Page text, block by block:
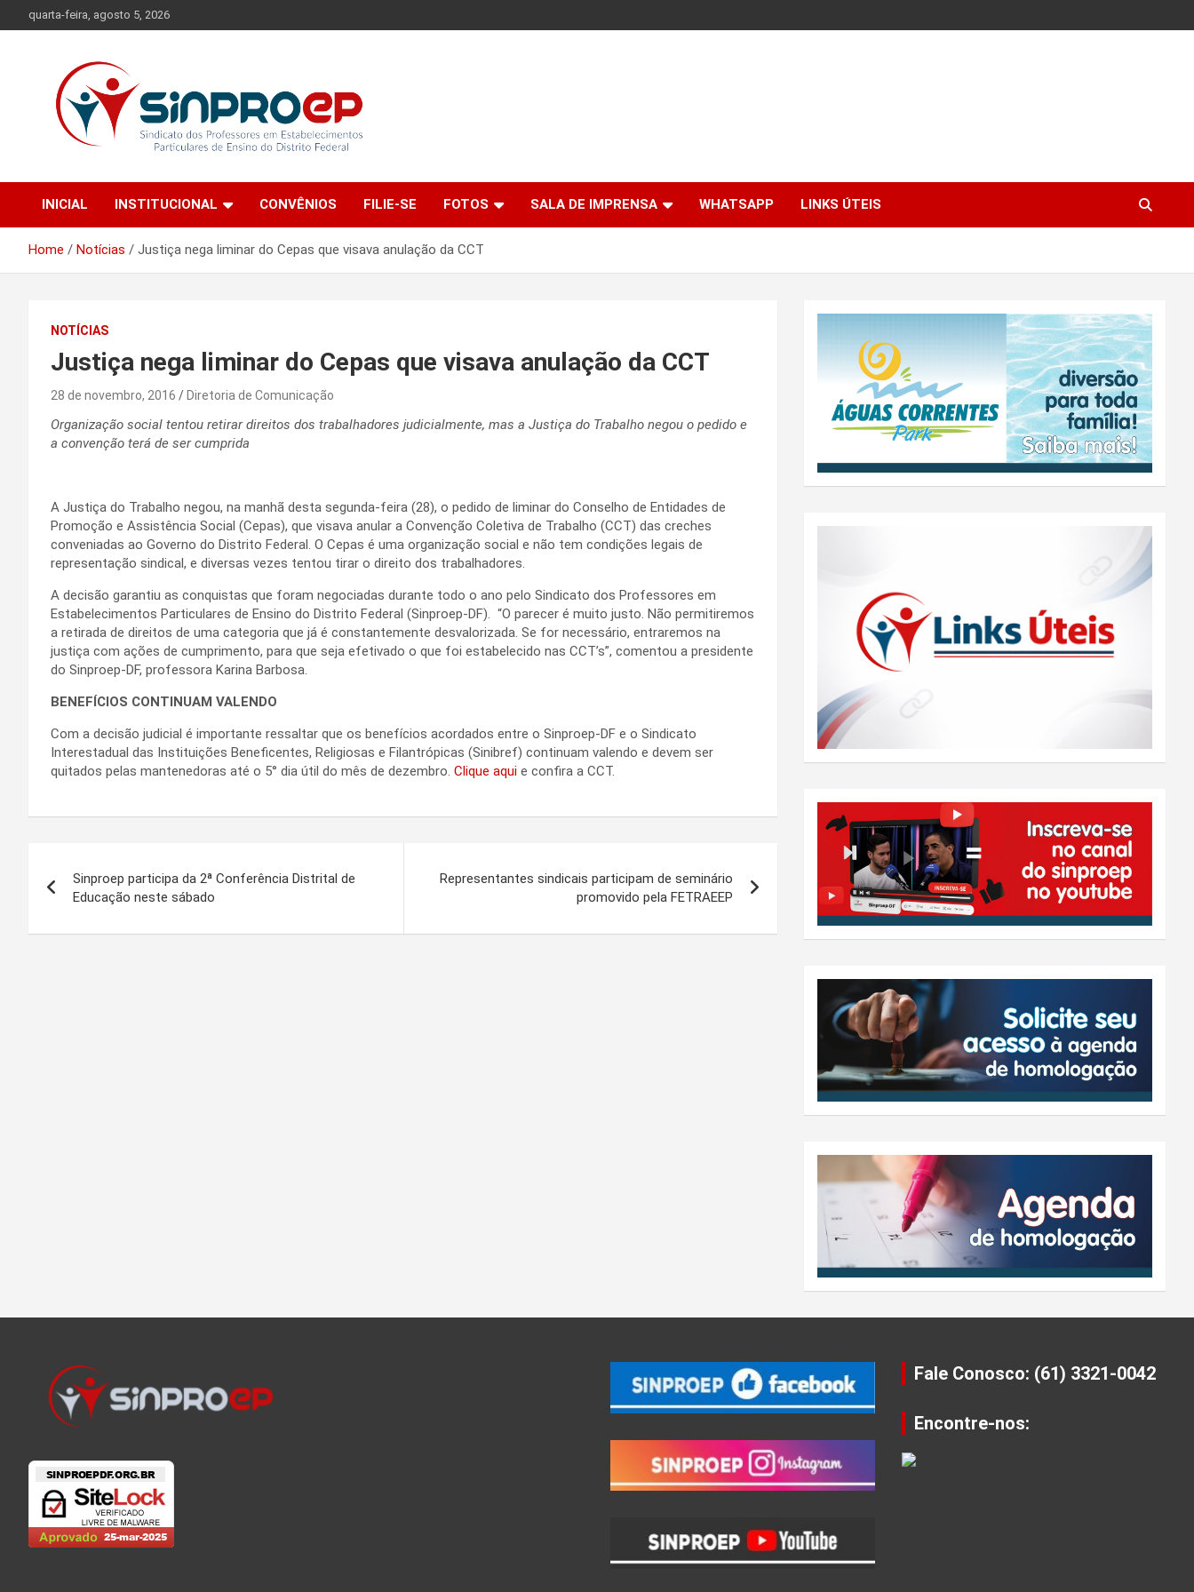
to
quarta-feira, agosto 5, 2026
Sinproep-DF
de Ensino do Distrito Federal
INICIAL
INSTITUCIONAL CONVÊNIOS FILIE-SE FOTOS SALA DE IMPRENSA WHATSAPP LINKS ÚTEIS
Home Notícias Justiça nega liminar do Cepas que visava anulação da CCT
NOTÍCIAS
Justiça nega liminar do Cepas que visava anulação da CCT
28 de novembro, 2016 Diretoria de Comunicação
Organização social tentou retirar direitos dos trabalhadores judicialmente, mas a Justiça do Trabalho negou o pedido e
a convenção terá de ser cumprida
A Justiça do Trabalho negou, na manhã desta segunda-feira (28), o pedido de liminar do Conselho de Entidades de
Promoção e Assistência Social (Cepas), que visava anular a Convenção Coletiva de Trabalho (CCT) das creches
conveniadas ao Governo do Distrito Federal. O Cepas é uma organização social e não tem condições legais de
representação sindical, e diversas vezes tentou tirar o direito dos trabalhadores.
A decisão garantiu as conquistas que foram negociadas durante todo o ano pelo Sindicato dos Professores em
Estabelecimentos Particulares de Ensino do Distrito Federal (Sinproep-DF). “O parecer é muito justo. Não permitiremos
a retirada de direitos de uma categoria que já é constantemente desvalorizada. Se for necessário, entraremos na
justiça com ações de cumprimento, para que seja efetivado o que foi estabelecido nas CCT’s”, comentou a presidente
do Sinproep-DF, professora Karina Barbosa.
BENEFÍCIOS CONTINUAM VALENDO
Com a decisão judicial é importante ressaltar que os benefícios acordados entre o Sinproep-DF e o Sindicato
Interestadual das Instituições Beneficentes, Religiosas e Filantrópicas (Sinibref) continuam valendo e devem ser
quitados pelas mantenedoras até o 5° dia útil do mês de dezembro. Clique aqui e confira a CCT.
de
Post
Sinproep participa da 2ª Conferência Distrital de
Educação neste sábado
Representantes sindicais participam de seminário
promovido pela FETRAEEP
Fale Conosco: (61) 3321-0042
Encontre-nos: